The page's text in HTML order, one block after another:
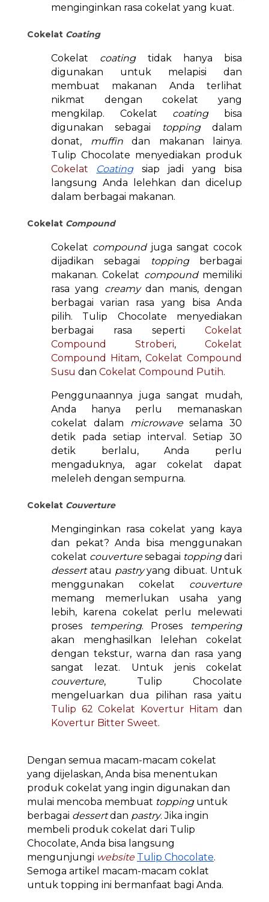
menginginkan rasa cokelat yang kuat.
Cokelat Coating
Cokelat coating tidak hanya bisa
digunakan untuk melapisi dan
membuat makanan Anda terlihat
nikmat dengan cokelat yang
mengkilap. Cokelat coating bisa
digunakan sebagai
topping dalam
donat, muffin dan makanan lainya.
Tulip Chocolate menyediakan produk
Cokelat Coatingsiap jadi yang bisa
langsung Anda lelehkan dan dicelup
dalam berbagai makanan.
Cokelat Compound
Cokelat compound juga sangat cocok
dijadikan sebagai
topping berbagai
makanan. Cokelat compound memiliki
rasa yang creamydan manis, dengan
berbagai varian rasa yang bisa Anda
pilih. Tulip Chocolate menyediakan
berbagai rasa seperti Cokelat
Compound Stroberi, Cokelat
Compound Hitam, Cokelat Compound
Susu dan Cokelat Compound Putih.
Penggunaannya juga sangat mudah,
Anda hanya perlu memanaskan
cokelat dalam microwaveselama 30
detik pada setiap interval. Setiap 30
detik berlalu, Anda perlu
mengaduknya, agar cokelat dapat
meleleh dengan sempurna.
Cokelat Couverture
Menginginkan rasa cokelat yang kaya
dan pekat? Anda bisa menggunakan
cokelat couverturesebagai toppingdari
dessertatau pastryyang dibuat. Untuk
menggunakan cokelat couverture
memang memerlukan usaha yang
lebih, karena cokelat perlu melewati
proses
tempering. Proses
tempering
akan menghasilkan lelehan cokelat
dengan tekstur, warna dan rasa yang
sangat lezat. Untuk jenis cokelat
couverture, Tulip Chocolate
mengeluarkan dua pilihan rasa yaitu
Tulip 62 Cokelat Kovertur Hitam dan
Kovertur Bitter Sweet.
Dengan semua macam-macam cokelat
yang dijelaskan, Anda bisa menentukan
produk cokelat yang ingin digunakan dan
mulai mencoba membuat topping untuk
berbagai dessertdan pastry. Jika ingin
membeli produk cokelat dari Tulip
Chocolate, Anda bisa langsung
mengunjungi website Tulip Chocolate.
Semoga artikel macam-macam coklat
untuk topping ini bermanfaat bagi Anda.